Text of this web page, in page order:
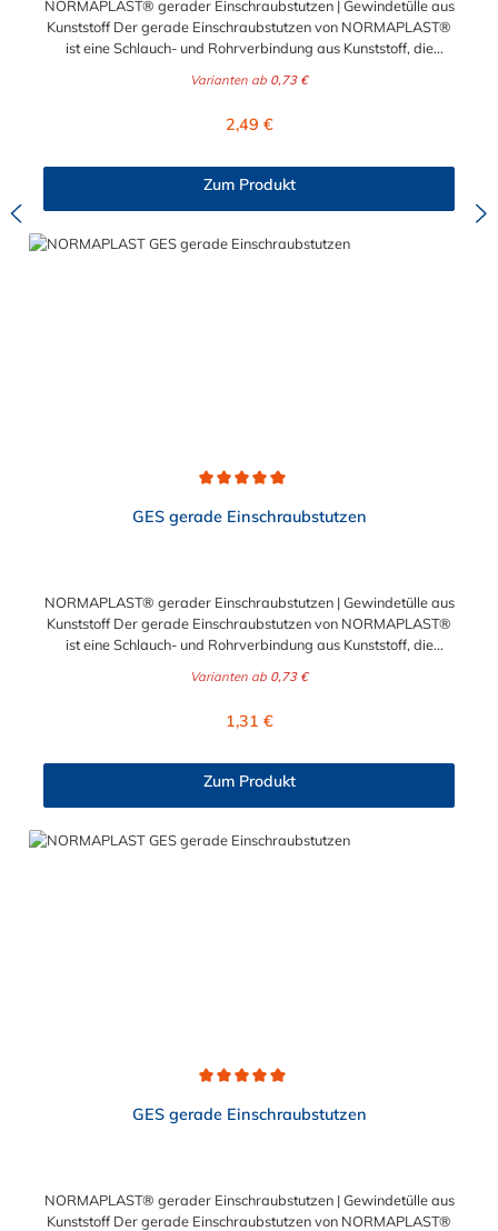
NORMAPLAST® gerader Einschraubstutzen | Gewindetülle aus
Kunststoff Der gerade Einschraubstutzen von NORMAPLAST®
ist eine Schlauch- und Rohrverbindung aus Kunststoff, die
kostengünstig miteinander verbindet. Der gerade
Automobilbau sowie in fast allen Industriebereichen. Diese
der einen Seite, sowie einen Schlauch-Anschlussstutzen auf der
anderen Seite. Der Tannenbaum des Einschraubstutzens
gewährleistet einen sicheren Sitz des Schlauches.
Gegebenenfalls kann eine zusätzliche Sicherung der
Varianten ab 0,73 €
Regulärer Preis:
2,49 €
Zum Produkt
GES gerade Einschraubstutzen
NORMAPLAST® gerader Einschraubstutzen | Gewindetülle aus
Kunststoff Der gerade Einschraubstutzen von NORMAPLAST®
ist eine Schlauch- und Rohrverbindung aus Kunststoff, die
kostengünstig miteinander verbindet. Der gerade
Automobilbau sowie in fast allen Industriebereichen. Diese
der einen Seite, sowie einen Schlauch-Anschlussstutzen auf der
anderen Seite. Der Tannenbaum des Einschraubstutzens
gewährleistet einen sicheren Sitz des Schlauches.
Gegebenenfalls kann eine zusätzliche Sicherung der
Varianten ab 0,73 €
Regulärer Preis:
1,31 €
Zum Produkt
GES gerade Einschraubstutzen
NORMAPLAST® gerader Einschraubstutzen | Gewindetülle aus
Kunststoff Der gerade Einschraubstutzen von NORMAPLAST®